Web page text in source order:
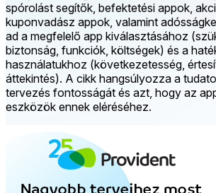
spórolást segítők, befektetési appok,
kuponvadász appok, valamint
ad a megfelelő app kiválasztásához
biztonság, funkciók, költségek) és a
használatukhoz (következetesség,
áttekintés). A cikk hangsúlyozza a
tervezés fontosságát és azt, hogy az
eszközök ennek eléréséhez.